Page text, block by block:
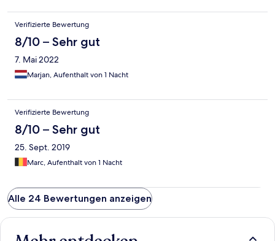
Verifizierte Bewertung
8/10 – Sehr gut
7. Mai 2022
Marjan, Aufenthalt von 1 Nacht
Verifizierte Bewertung
8/10 – Sehr gut
25. Sept. 2019
Marc, Aufenthalt von 1 Nacht
Alle 24 Bewertungen anzeigen